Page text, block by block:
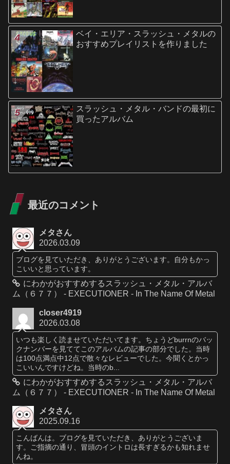
ベイ・エリア・スラッシュ・メタルの
おすすめプレイリストを作りました
スラッシュ・メタル・バンドの最初に
買ったアルバム
最近のコメント
メタさん
2026.03.09
ブログを見ていただき、ありがとうございます。自分もかっ
こいいと思っています。
にわかがおすすめするスラッシュ・メタル・アルバ
ム（６７７） - EXECUTIONER - In The Name Of Metal
closer4919
2026.03.08
いつも楽しく読ませていただいてます。ちょうどburrnのバッ
クナンバーを見ててこのアルバムの記事の部分でした。当時
は100点満点中12点で散々なレビューでした。今聞くとかっ
こいいんですけどね。当時のb...
にわかがおすすめするスラッシュ・メタル・アルバ
ム（６７７） - EXECUTIONER - In The Name Of Metal
メタさん
2025.09.16
こんばんは。ブログを見ていただき、ありがとうございま
す。ご指摘の通り、冒頭のイントロは長すぎるかも知れませ
んね。